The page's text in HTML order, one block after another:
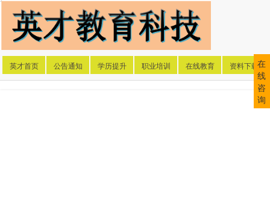
英才首页 公告通知 学历提升 职业培训 在线教育 资料下载在
线
咨
询